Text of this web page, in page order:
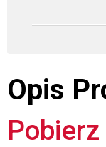
Opis